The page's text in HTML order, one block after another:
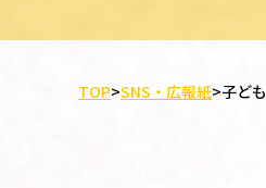
TOP>SNS・広報紙>子ど